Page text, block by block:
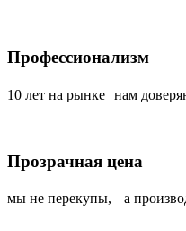
Профессионализм
10 лет на рынке нам
Прозрачная цена
мы не перекупы, а